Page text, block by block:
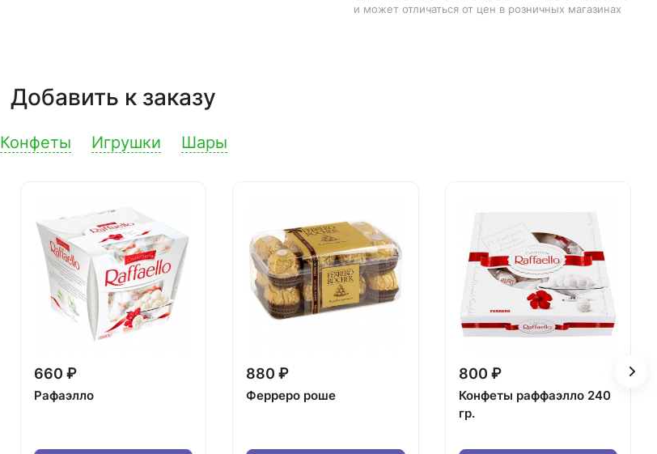
и может отличаться от цен в розничных магазинах
Добавить к заказу
Конфеты Игрушки Шары
660 ₽
Рафаэлло
880 ₽
Ферреро роше
800 ₽
Конфеты раффаэлло 240
гр.